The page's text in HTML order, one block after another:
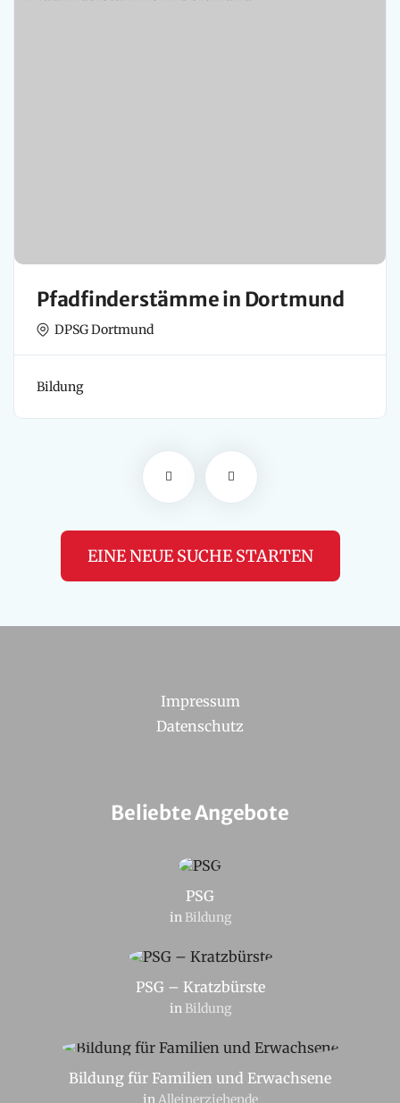
Pfadfinderstämme in Dortmund
DPSG Dortmund
Bildung
EINE NEUE SUCHE STARTEN
Impressum
Datenschutz
Beliebte Angebote
PSG
in Bildung
PSG – Kratzbürste
in Bildung
Bildung für Familien und Erwachsene
in Alleinerziehende